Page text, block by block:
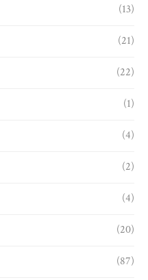
(13)
(21)
(22)
(1)
(4)
(2)
(4)
(20)
(87)